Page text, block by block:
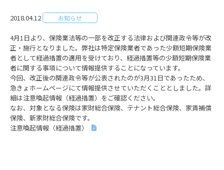
2018.04.12 お知らせ
4月1日より、保険業法等の一部を改正する法律および関連政令等が改
正・施行となりました。弊社は特定保険業者であった少額短期保険業
者として経過措置の適用を受けており、経過措置等の少額短期保険業
者に関する事項について情報提供することになっています。
今回、改正後の関連政令等が公表されたのが3月31日であったため、
急きょホームページにて情報提供させていただくこととしました。詳
細は注意喚起情報（経過措置）をご確認ください。
なお、対象となる保険は家財総合保険、テナント総合保険、家賃補償
保険、新家財総合保険です。
注意喚起情報（経過措置）